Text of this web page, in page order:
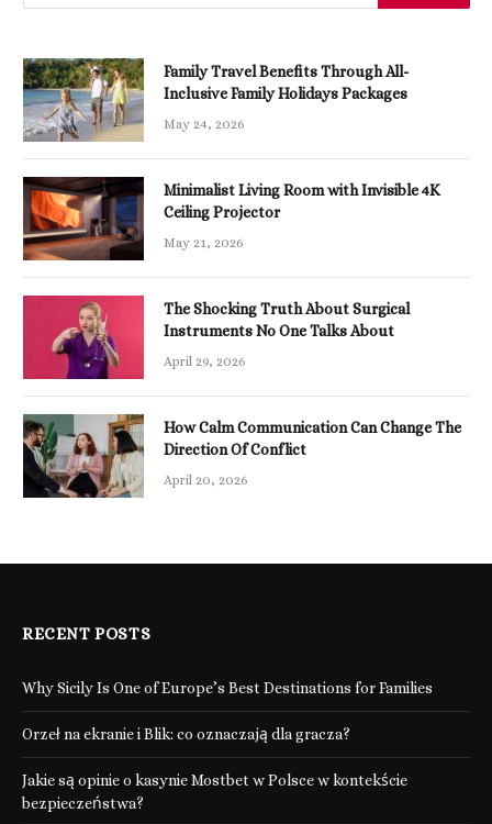
Family Travel Benefits Through All-
Inclusive Family Holidays Packages
May 24, 2026
Minimalist Living Room with Invisible 4K
Ceiling Projector
May 21, 2026
The Shocking Truth About Surgical
Instruments No One Talks About
April 29, 2026
How Calm Communication Can Change The
Direction Of Conflict
April 20, 2026
RECENT POSTS
Why Sicily Is One of Europe’s Best Destinations for Families
Orzeł na ekranie i Blik: co oznaczają dla gracza?
Jakie są opinie o kasynie Mostbet w Polsce w kontekście
bezpieczeństwa?